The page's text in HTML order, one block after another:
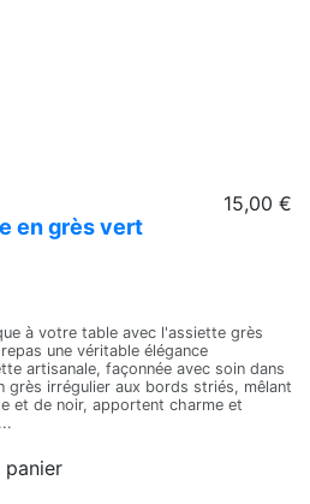
en grès vert
15,00 €
à votre table avec l'assiette grès
une véritable élégance
artisanale, façonnée avec soin dans
grès irrégulier aux bords striés, mêlant
et de noir, apportent charme et
panier